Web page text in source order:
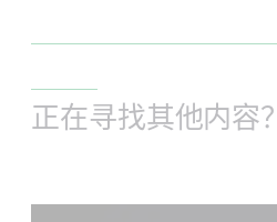
正在寻找其他内容？